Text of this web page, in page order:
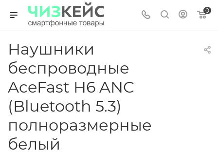
0
Наушники
беспроводные
AceFast H6 ANC
(Bluetooth 5.3)
полноразмерные
белый